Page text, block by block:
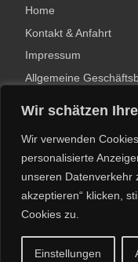
Wir schätzen
Wir verwenden
personalisierte
unseren Datenverkehr
akzeptieren“ klicken,
Cookies zu.
Einstellungen
Home
Kontakt & Anfahrt
Impressum
Allgemeine
© 2026Dirk
Powered by